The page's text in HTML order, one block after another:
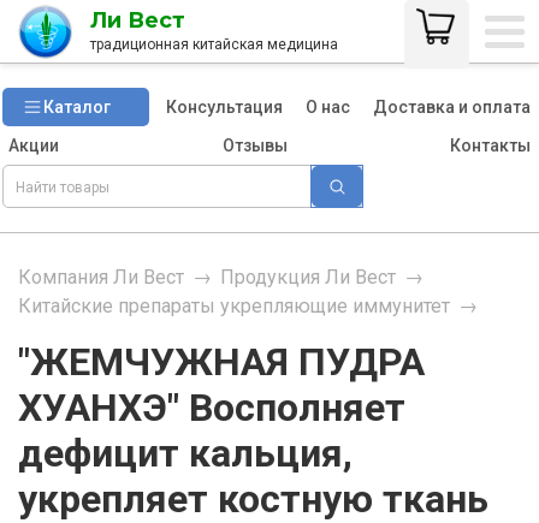
Ли Вест
традиционная китайская медицина
Каталог Консультация О нас
Доставка и оплата
Акции
Отзывы Контакты
Компания Ли Вест → Продукция Ли Вест →
Китайские препараты укрепляющие иммунитет →
"ЖЕМЧУЖНАЯ ПУДРА
ХУАНХЭ" Восполняет
дефицит кальция,
укрепляет костную ткань